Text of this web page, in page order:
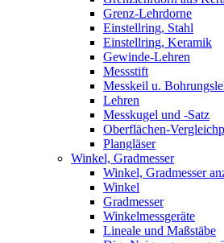
Grenz-Lehrdorne
Einstellring, Stahl
Einstellring, Keramik
Gewinde-Lehren
Messstift
Messkeil u.
Lehren
Messkugel und -Satz
Oberflächen-
Plangläser
Winkel, Gradmesser
Winkel, Gradmesser
Winkel
Gradmesser
Winkelmessgeräte
Lineale und Maßstäbe